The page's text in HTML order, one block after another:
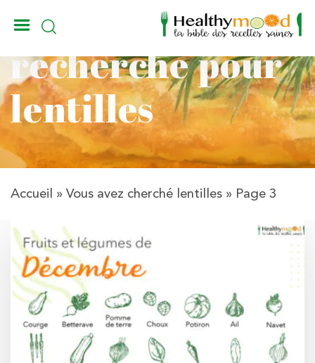
Résultats de la
recherche pour
lentilles
Accueil » Vous avez cherché lentilles » Page 3